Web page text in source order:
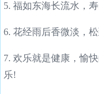
5. 福如东海长流水，
6. 花经雨后香微淡，松
7. 欢乐就是健康，愉
乐!